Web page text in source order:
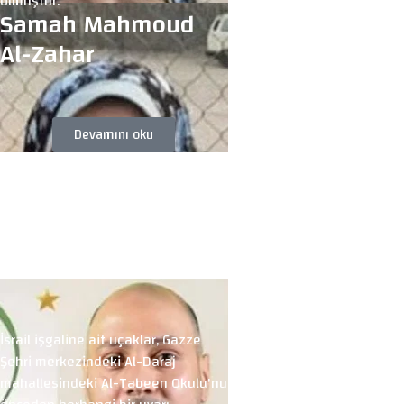
Samah Mahmoud
Al-Zahar
Devamını oku
İsrail işgaline ait uçaklar, Gazze
Şehri merkezindeki Al-Daraj
mahallesindeki Al-Tabeen Okulu'nu